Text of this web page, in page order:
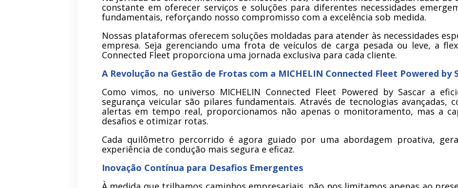
constante em oferecer serviços e soluções para diferentes necessidades
fundamentais, reforçando nosso compromisso com a excelência sob medida.
Nossas plataformas oferecem soluções moldadas para atender às necessidades
empresa. Seja gerenciando uma frota de veículos de carga pesada ou leve, a
Connected Fleet proporciona uma jornada exclusiva para cada cliente.
A Revolução na Gestão de Frotas com a MICHELIN Connected Fleet Powered by
Como vimos, no universo MICHELIN Connected Fleet Powered by Sascar a
segurança veicular são pilares fundamentais. Através de tecnologias avançadas,
alertas em tempo real, proporcionamos não apenas o monitoramento, mas a
desafios e otimizar rotas.
Cada quilômetro percorrido é agora guiado por uma abordagem proativa,
experiência de condução mais segura e eficaz.
Inovação Contínua para Desafios Emergentes